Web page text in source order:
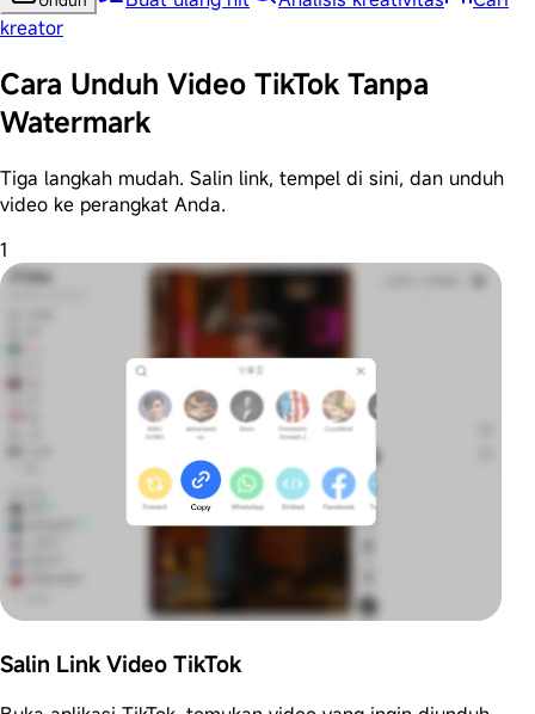
kreator
Cara Unduh Video TikTok Tanpa
Watermark
Tiga langkah mudah. Salin link, tempel di sini, dan unduh
video ke perangkat Anda.
1
Salin Link Video TikTok